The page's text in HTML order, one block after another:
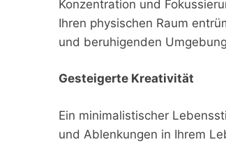
Konzentration und
Ihren physischen Raum
und beruhigenden
Gesteigerte Kreativität
Ein minimalistischer
und Ablenkungen in Ihrem